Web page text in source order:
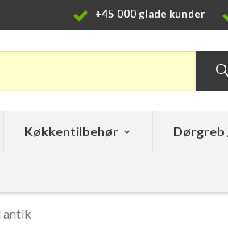
+45 000 glade kunder
Køkkentilbehør Dørgreb
antik